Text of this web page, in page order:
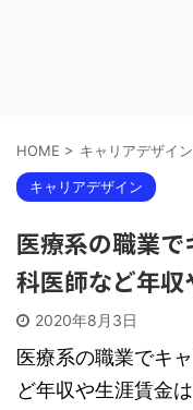
HOME > キャリアデザイン
キャリアデザイン
医療系の職業
科医師など年収
2020年8月3日
医療系の職業でキ
ど年収や生涯賃金